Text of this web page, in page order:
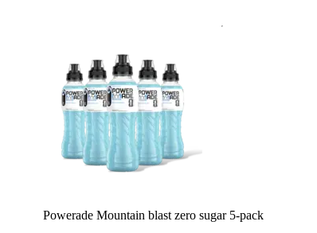
Powerade Mountain blast zero sugar 5-pack